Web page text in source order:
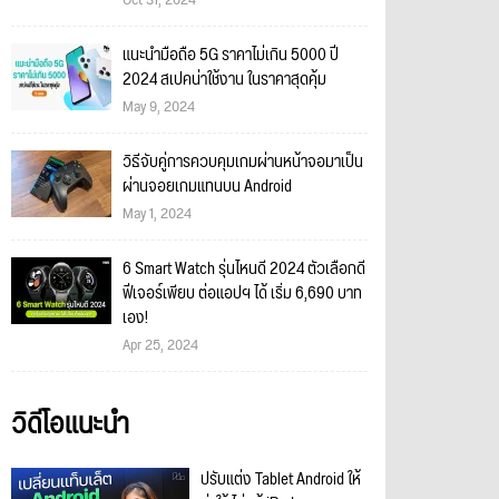
แนะนำมือถือ 5G ราคาไม่เกิน 5000 ปี
2024 สเปคน่าใช้งาน ในราคาสุดคุ้ม
May 9, 2024
วิธีจับคู่การควบคุมเกมผ่านหน้าจอมาเป็น
ผ่านจอยเกมแทนบน Android
May 1, 2024
6 Smart Watch รุ่นไหนดี 2024 ตัวเลือกดี
ฟีเจอร์เพียบ ต่อแอปฯ ได้ เริ่ม 6,690 บาท
เอง!
Apr 25, 2024
วิดีโอแนะนำ
ปรับแต่ง Tablet Android ให้